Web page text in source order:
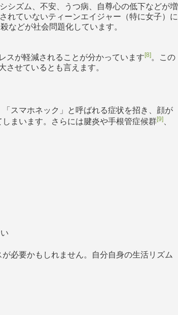
シズム、不安、うつ病、自尊心の低下などが増
れていないティーンエイジャー（特に女子）に
などが社会問題化しています。
スが軽減されることが分かっています[8]。この
させているとも言えます。
スマホネック」と呼ばれる症状を招き、顔が
まいます。さらには腱炎や手根管症候群[9]
必要かもしれません。自分自身の生活リズム